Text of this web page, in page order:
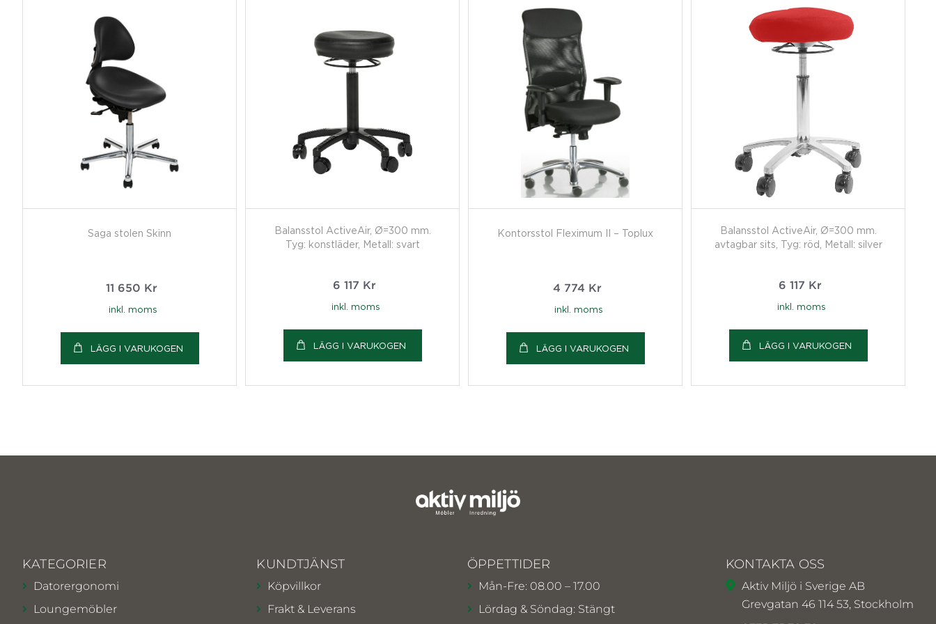
Saga stolen Skinn
11 650 Kr
inkl. moms
LÄGG I VARUKOGEN
Balansstol ActiveAir, Ø=300 mm.
Tyg: konstläder, Metall: svart
6 117 Kr
inkl. moms
LÄGG I VARUKOGEN
Kontorsstol Fleximum II – Toplux
4 774 Kr
inkl. moms
LÄGG I VARUKOGEN
Balansstol ActiveAir, Ø=300 mm.
avtagbar sits, Tyg: röd, Metall: silver
6 117 Kr
inkl. moms
LÄGG I VARUKOGEN
KATEGORIER
Datorergonomi
Loungemöbler
KUNDTJÄNST
Köpvillkor
Frakt & Leverans
ÖPPETTIDER
Mån-Fre: 08.00 – 17.00
Lördag & Söndag: Stängt
KONTAKTA OSS
Aktiv Miljö i Sverige AB
Grevgatan 46 114 53, Stockholm